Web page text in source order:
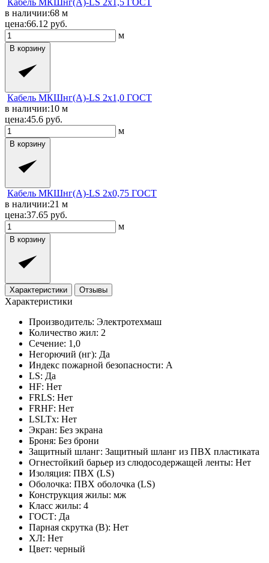
в наличии:68 м
цена:66.12 руб.
м
В корзину
Кабель МКШнг(A)-LS 2x1,0 ГОСТ
в наличии:10 м
цена:45.6 руб.
м
В корзину
Кабель МКШнг(A)-LS 2x0,75 ГОСТ
в наличии:21 м
цена:37.65 руб.
м
В корзину
Характеристики Отзывы
Характеристики
Производитель: Электротехмаш
Количество жил: 2
Сечение: 1,0
Негорючий (нг): Да
Индекс пожарной безопасности: A
LS: Да
HF: Нет
FRLS: Нет
FRHF: Нет
LSLTx: Нет
Экран: Без экрана
Броня: Без брони
Защитный шланг: Защитный шланг из ПВХ пластиката
Огнестойкий барьер из слюдосодержащей ленты: Нет
Изоляция: ПВХ (LS)
Оболочка: ПВХ оболочка (LS)
Конструкция жилы: мж
Класс жилы: 4
ГОСТ: Да
Парная скрутка (В): Нет
ХЛ: Нет
Цвет: черный